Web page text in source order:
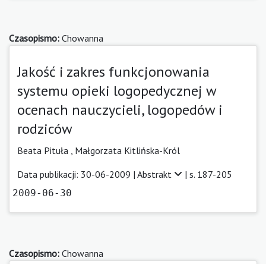
Czasopismo: Chowanna
Jakość i zakres funkcjonowania
systemu opieki logopedycznej w
ocenach nauczycieli, logopedów i
rodziców
Beata Pituła , Małgorzata Kitlińska-Król
Data publikacji: 30-06-2009 | Abstrakt | s. 187-205
2009-06-30
Czasopismo: Chowanna